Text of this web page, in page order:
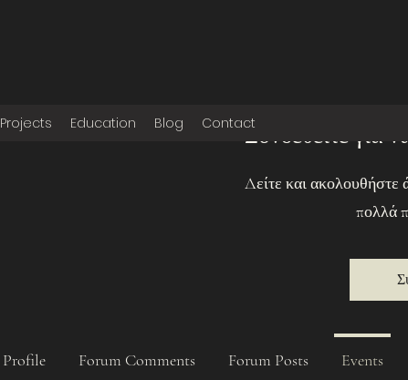
Projects Education Blog ContactΣυνδεθείτε για
Δείτε και ακολουθήστε
πολλά
Profile Forum Comments Forum Posts Events